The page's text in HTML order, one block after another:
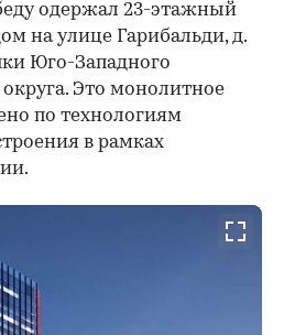
одержал 23-этажный
на улице Гарибальди, д.
Юго-Западного
Это монолитное
по технологиям
в рамках